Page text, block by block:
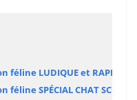
LUDIQUE et RAPIDE
SPÉCIAL CHAT